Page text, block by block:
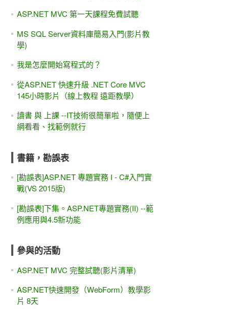
ASP.NET MVC 第一天課程免費試聽
MS SQL Server資料庫簡易入門(影片教
學)
我是怎麼開始寫程式的？
從ASP.NET 快速升級 .NET Core MVC
145小時影片（線上教程 遠距教學）
讀書 與 上課 --IT技術很簡單啦，隨便上
網看看、找範例就行
書籍，勘誤表
[勘誤表]ASP.NET 專題實務 I - C#入門實
戰(VS 2015版)
[勘誤表]下集。ASP.NET專題實務(II) --範
例應用與4.5新功能
參與的活動
ASP.NET MVC 完整試聽(影片清單)
ASP.NET快速開發（WebForm）教學影
片 8天